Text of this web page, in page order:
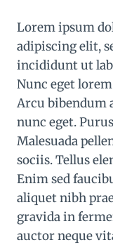
Lorem ipsum
adipiscing elit,
incididunt ut
Nunc eget
Arcu bibendum
nunc eget.
Malesuada
sociis. Tellus
Enim sed
aliquet nibh
gravida in
auctor neque